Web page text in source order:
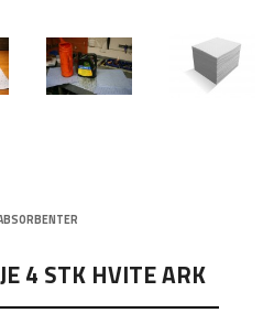
4 STK HVITE ARK